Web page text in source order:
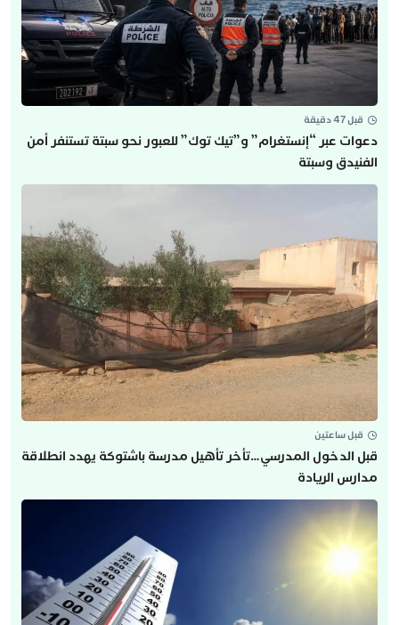
قبل 47 دقيقة
دعوات عبر “إنستغرام” و”تيك توك” للعبور نحو سبتة تستنفر أمن
الفنيدق وسبتة
قبل ساعتين
قبل الدخول المدرسي…تأخر تأهيل مدرسة باشتوكة يهدد انطلاقة
مدارس الريادة